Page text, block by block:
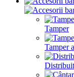
Tamper
Tamper